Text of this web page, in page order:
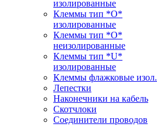
изолированные
Клеммы тип *O*
изолированные
Клеммы тип *O*
неизолированные
Клеммы тип *U*
изолированные
Клеммы флажковые изол.
Лепестки
Наконечники на кабель
Скотчлоки
Соединители проводов